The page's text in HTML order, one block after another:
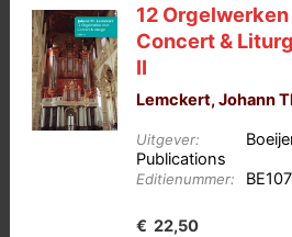
12
Concert &
II
Lemckert, Johann
Uitgever:
Publications
Editienummer:
€ 22,50